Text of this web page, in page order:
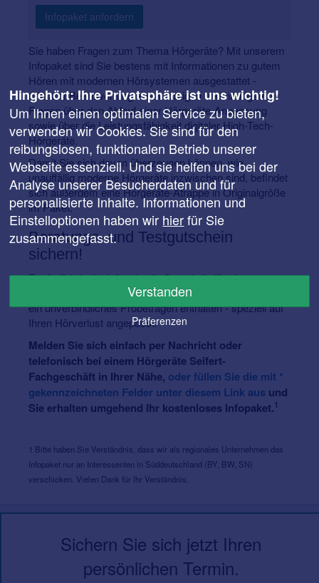
Infopaket anfordern
Sie haben Fragen zum Thema Hörgeräte? Mit unserem
Infopaket sind Sie bestens mit Informationen zu gutem
Hören mit modernen Hörsystemen ausgestattet -
mitsamt Beantwortung aller wichtigen und häufigsten
Fragen über den Ablauf einer Hörgeräte-Anpassung
sowie über die Leistungsfähigkeit digitaler High-Tech-
Hörgeräte.
Damit Sie sich davon überzeugen können, wie
unauffällig moderne Hörgeräte inzwischen sind, befindet
sich außerdem eine Hörgeräte-Atrappe in Originalgröße
im Paket.
Beratungs- und Testgutschein
sichern!
Zusätzlich ist im Infopakt ein Gutschein für einen
kostenlosen Hörtest, eine individuelle Hörberatung und
ein unverbindliches Probetragen enthalten - speziell auf
Ihren Hörverlust angepasst.
Melden Sie sich einfach per Nachricht oder
telefonisch bei einem Hörgeräte Seifert-
Fachgeschäft in Ihrer Nähe, oder füllen Sie die mit *
gekennzeichneten Felder unter diesem Link aus und
Sie erhalten umgehend Ihr kostenloses Infopaket.1
1 Bitte haben Sie Verständnis, dass wir als regionales Unternehmen das
Infopaket nur an Interessenten in Süddeutschland (BY, BW, SN)
verschicken. Vielen Dank für Ihr Verständnis.
Sichern Sie sich jetzt Ihren
persönlichen Termin.
Hingehört: Ihre Privatsphäre ist uns wichtig!
Um Ihnen einen optimalen Service zu bieten,
verwenden wir Cookies. Sie sind für den
reibungslosen, funktionalen Betrieb unserer
Webseite essenziell. Und sie helfen uns bei der
Analyse unserer Besucherdaten und für
personalisierte Inhalte. Informationen und
Einstelloptionen haben wir hierfür Sie
zusammengefasst.
Verstanden
Präferenzen